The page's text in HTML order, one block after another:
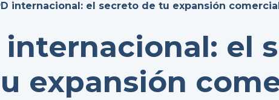
internacional: el secreto de tu expansión
internacional: el
expansión